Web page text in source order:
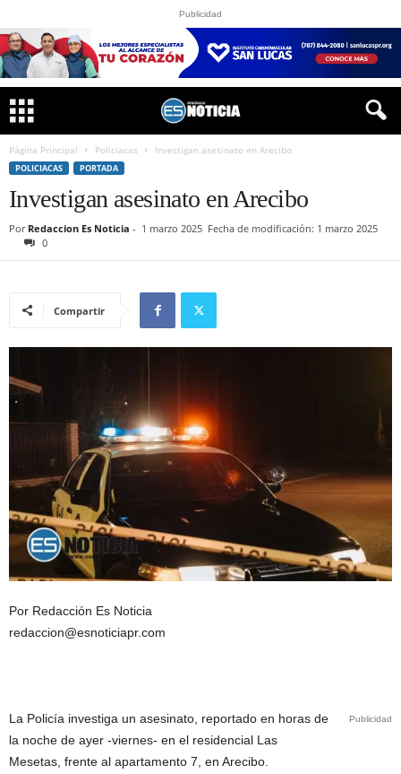
Publicidad
Página Principal Policiacas Investigan asesinato en Arecibo
POLICIACAS PORTADA
Investigan asesinato en Arecibo
Por Redaccion Es Noticia - 1 marzo 2025 Fecha de modificación: 1 marzo 2025
0
Compartir
Por Redacción Es Noticia
redaccion@esnoticiapr.com
Publicidad
La Policía investiga un asesinato, reportado en horas de
la noche de ayer -viernes- en el residencial Las
Mesetas, frente al apartamento 7, en Arecibo.